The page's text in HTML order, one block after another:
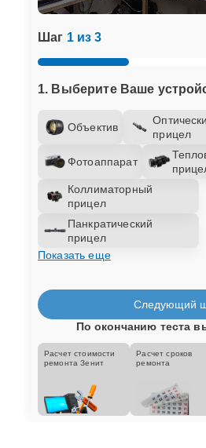
Шаг 1 из 3
1. Выберите Ваше
Объектив
прицел
Фотоаппарат
Коллиматорный
прицел
Панкратический
прицел
Показать еще
Следующий
По окончанию теста
Расчет стоимости
ремонта Зенит
Расчет сроков
ремонта